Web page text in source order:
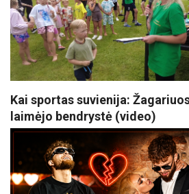
Kai sportas suvienija:
laimėjo bendrystė (video)